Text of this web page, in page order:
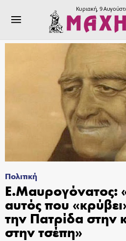
Κυριακή, 9
Πολιτική
Ε.Μαυρογόνατος:
αυτός που
την Πατρίδα στην
στην τσέπη»